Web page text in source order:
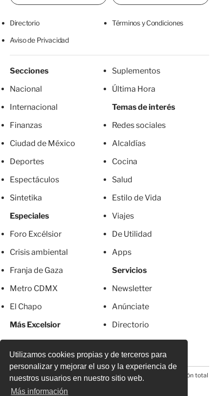
Utilizamos cookies propias y de terceros para
personalizar y mejorar el uso y la experiencia de
nuestros usuarios en nuestro sitio web.
Más información
Directorio Términos y Condiciones
Aviso de Privacidad
Secciones
Nacional
Internacional
Finanzas
Ciudad de México
Deportes
Espectáculos
Sintetika
Especiales
Foro Excélsior
Crisis ambiental
Franja de Gaza
Metro CDMX
El Chapo
Más Excelsior
Suplementos
Última Hora
Temas de interés
Redes sociales
Alcaldías
Cocina
Salud
Estilo de Vida
Viajes
De Utilidad
Apps
Servicios
Newsletter
Anúnciate
Directorio
© 2026 Todos los derechos reservados. Prohibida la reproducción total
o parcial, incluyendo cualquier medio electrónico*